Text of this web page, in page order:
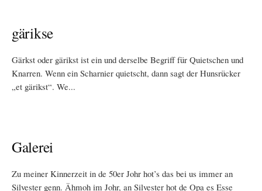
gärikse
Gärkst oder gärikst ist ein und derselbe Begriff für Quietschen und
Knarren. Wenn ein Scharnier quietscht, dann sagt der Hunsrücker
„et gärikst“. We...
Galerei
Zu meiner Kinnerzeit in de 50er Johr hot’s das bei us immer an
Silvester genn. Ähmoh im Johr, an Silvester hot de Opa es Esse